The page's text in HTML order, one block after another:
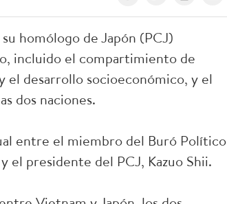
homólogo de Japón (PCJ)
incluido el compartimiento de
desarrollo socioeconómico, y el
dos naciones.
entre el miembro del Buró Político
el presidente del PCJ, Kazuo Shii.